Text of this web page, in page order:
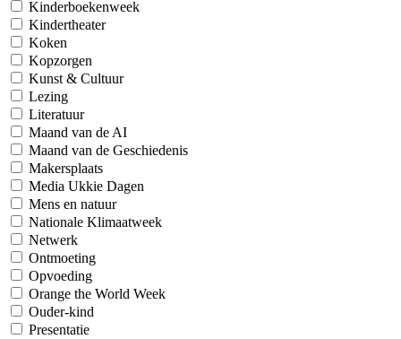
Kinderboekenweek
Kindertheater
Koken
Kopzorgen
Kunst & Cultuur
Lezing
Literatuur
Maand van de AI
Maand van de Geschiedenis
Makersplaats
Media Ukkie Dagen
Mens en natuur
Nationale Klimaatweek
Netwerk
Ontmoeting
Opvoeding
Orange the World Week
Ouder-kind
Presentatie